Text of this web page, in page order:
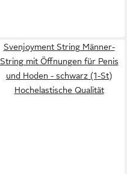
Svenjoyment String Männer-
String mit Öffnungen für Penis
und Hoden - schwarz (1-St)
Hochelastische Qualität